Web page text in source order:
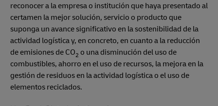
reconocer a la empresa o institución que haya presentado al
certamen la mejor solución, servicio o producto que
suponga un avance significativo en la sostenibilidad de la
actividad logística y, en concreto, en cuanto a la reducción
de emisiones de CO2 o una disminución del uso de
combustibles, ahorro en el uso de recursos, la mejora en la
gestión de residuos en la actividad logística o el uso de
elementos reciclados.